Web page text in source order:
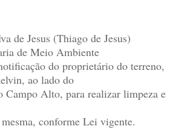
de Jesus (Thiago de Jesus)
de Meio Ambiente
do proprietário do terreno,
ao lado do
Campo Alto, para realizar limpeza e
conforme Lei vigente.